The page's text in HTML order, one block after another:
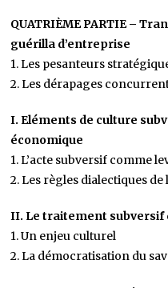
QUATRIÈME PARTIE –
guérilla d’entreprise
1. Les pesanteurs
2. Les dérapages
I. Eléments de culture
économique
1. L’acte subversif comme
2. Les règles dialectiques
II. Le traitement subversif
1. Un enjeu culturel
2. La démocratisation du